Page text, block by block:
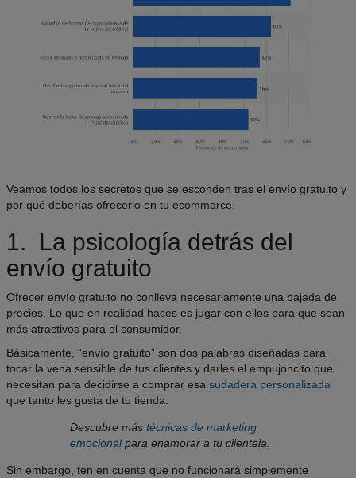
Veamos todos los secretos que se esconden tras el envío gratuito y
por qué deberías ofrecerlo en tu ecommerce.
1. La psicología detrás del
envío gratuito
Ofrecer envío gratuito no conlleva necesariamente una bajada de
precios. Lo que en realidad haces es jugar con ellos para que sean
más atractivos para el consumidor.
Básicamente, “envío gratuito” son dos palabras diseñadas para
tocar la vena sensible de tus clientes y darles el empujoncito que
necesitan para decidirse a comprar esa sudadera personalizada
que tanto les gusta de tu tienda.
Descubre más técnicas de marketing
emocionalpara enamorar a tu clientela.
Sin embargo, ten en cuenta que no funcionará simplemente